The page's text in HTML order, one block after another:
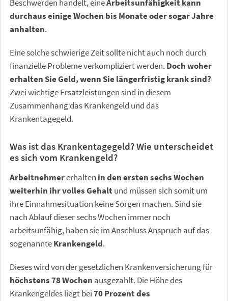
Beschwerden handelt, eineArbeitsunfähigkeit kann
durchaus einige Wochen bis Monate oder sogar Jahre
anhalten.
Eine solche schwierige Zeit sollte nicht auch noch durch
finanzielle Probleme verkompliziert werden. Doch woher
erhalten Sie Geld, wenn Sie längerfristig krank sind?
Zwei wichtige Ersatzleistungen sind in diesem
Zusammenhang das Krankengeld und das
Krankentagegeld.
Was ist das Krankentagegeld? Wie unterscheidet
es sich vom Krankengeld?
Arbeitnehmererhalten in den ersten sechs Wochen
weiterhin ihr volles Gehalt und müssen sich somit um
ihre Einnahmesituation keine Sorgen machen. Sind sie
nach Ablauf dieser sechs Wochen immer noch
arbeitsunfähig, haben sie im Anschluss Anspruch auf das
sogenannteKrankengeld.
Dieses wird von der gesetzlichen Krankenversicherung für
höchstens 78 Wochen ausgezahlt. Die Höhe des
Krankengeldes liegt bei70 Prozent des